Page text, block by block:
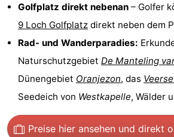
Reitschulen
-
Sportangeln
Mondriaan
Essen
Golfplatz direkt nebenan – Golfer
9 Loch Golfplatz direkt neben dem
Rad- und Wanderparadies:
Naturschutzgebiet De Manteling
Dünengebiet Oranjezon, das
Seedeich von Westkapelle, Wälder
Preise hier ansehen und direkt